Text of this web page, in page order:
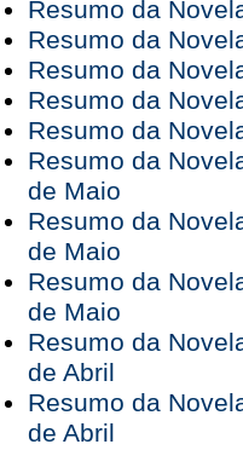
Resumo da
Resumo da
Resumo da
Resumo da
Resumo da
Resumo da
de Maio
Resumo da
de Maio
Resumo da
de Maio
Resumo da
de Abril
Resumo da
de Abril